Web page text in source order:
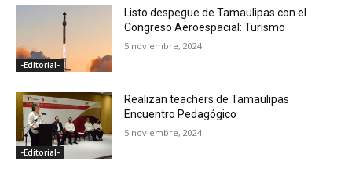
-Editorial-
Listo despegue de Tamaulipas con el
Congreso Aeroespacial: Turismo
5 noviembre, 2024
-Editorial-
Realizan teachers de Tamaulipas
Encuentro Pedagógico
5 noviembre, 2024